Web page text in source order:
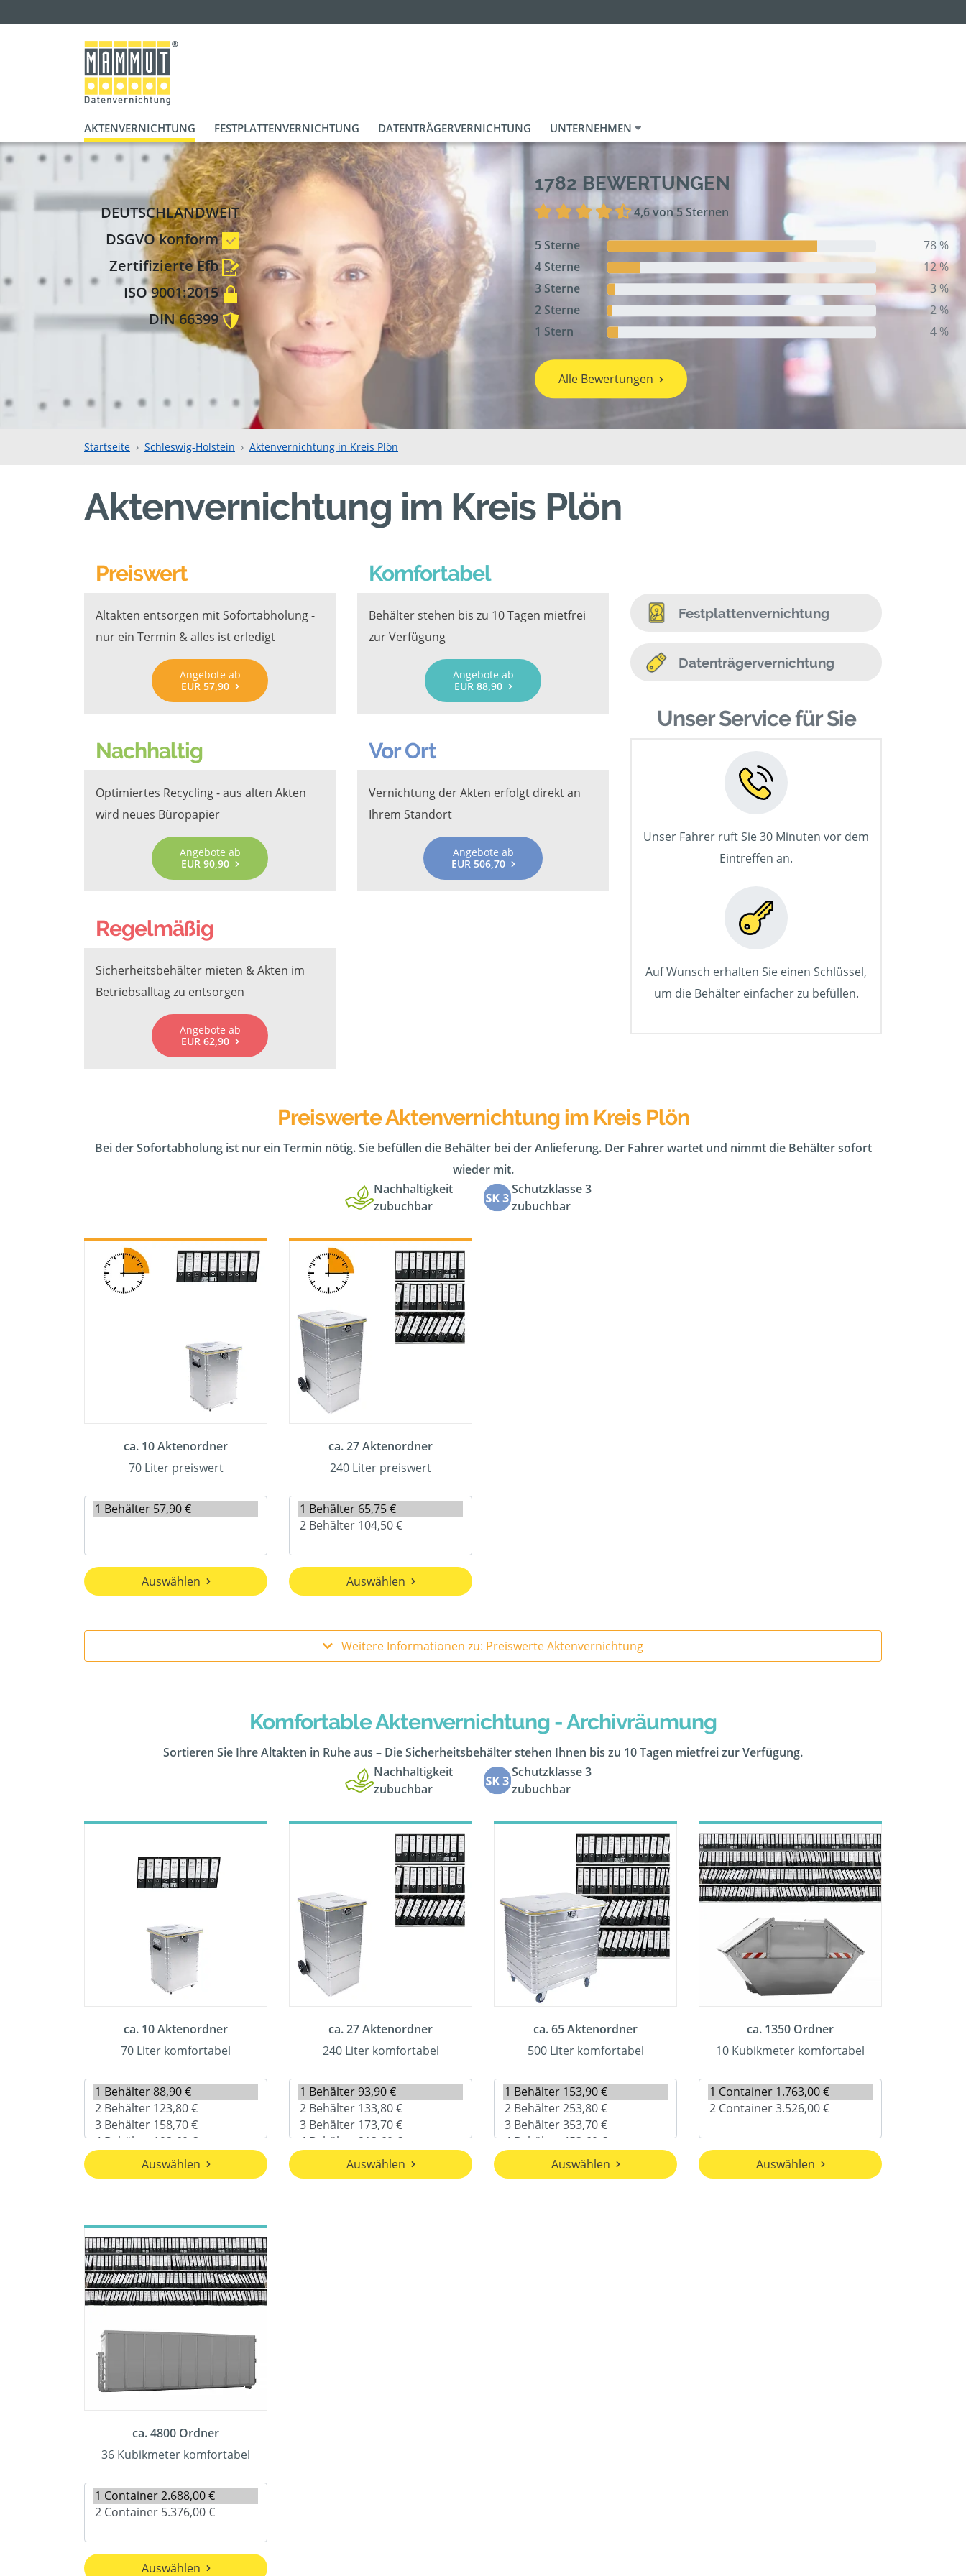
AKTENVERNICHTUNG FESTPLATTENVERNICHTUNG DATENTRÄGERVERNICHTUNG UNTERNEHMEN
DEUTSCHLANDWEIT
DSGVO konform
Zertifizierte Efb
ISO 9001:2015
DIN 66399
1782 BEWERTUNGEN
4,6 von 5 Sternen
5 Sterne
78 %
4 Sterne
12 %
3 Sterne
3 %
2 Sterne
2 %
1 Stern
4 %
Alle Bewertungen
Startseite Schleswig-Holstein Aktenvernichtung in Kreis Plön
Aktenvernichtung im Kreis Plön
Preiswert
Altakten entsorgen mit Sofortabholung -
nur ein Termin & alles ist erledigt
Angebote ab
EUR 57,90
Komfortabel
Behälter stehen bis zu 10 Tagen mietfrei
zur Verfügung
Angebote ab
EUR 88,90
Nachhaltig
Optimiertes Recycling - aus alten Akten
wird neues Büropapier
Angebote ab
EUR 90,90
Vor Ort
Vernichtung der Akten erfolgt direkt an
Ihrem Standort
Angebote ab
EUR 506,70
Regelmäßig
Sicherheitsbehälter mieten & Akten im
Betriebsalltag zu entsorgen
Angebote ab
EUR 62,90
Festplattenvernichtung
Datenträgervernichtung
Unser Service für Sie
Unser Fahrer ruft Sie 30 Minuten vor dem
Eintreffen an.
Auf Wunsch erhalten Sie einen Schlüssel,
um die Behälter einfacher zu befüllen.
Preiswerte Aktenvernichtung im Kreis Plön
Bei der Sofortabholung ist nur ein Termin nötig. Sie befüllen die Behälter bei der Anlieferung. Der Fahrer wartet und nimmt die Behälter sofort
wieder mit.
Nachhaltigkeit
zubuchbar
Schutzklasse 3
zubuchbar
ca. 10 Aktenordner
70 Liter preiswert
Auswählen
ca. 27 Aktenordner
240 Liter preiswert
Auswählen
Weitere Informationen zu: Preiswerte Aktenvernichtung
Komfortable Aktenvernichtung - Archivräumung
Sortieren Sie Ihre Altakten in Ruhe aus – Die Sicherheitsbehälter stehen Ihnen bis zu 10 Tagen mietfrei zur Verfügung.
Nachhaltigkeit
zubuchbar
Schutzklasse 3
zubuchbar
ca. 10 Aktenordner
70 Liter komfortabel
Auswählen
ca. 27 Aktenordner
240 Liter komfortabel
Auswählen
ca. 65 Aktenordner
500 Liter komfortabel
Auswählen
ca. 1350 Ordner
10 Kubikmeter komfortabel
Auswählen
ca. 4800 Ordner
36 Kubikmeter komfortabel
Auswählen